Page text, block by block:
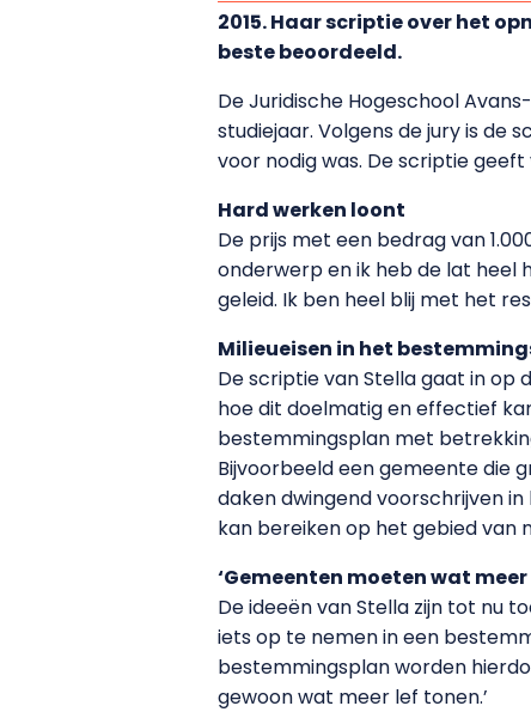
2015. Haar scriptie over het
beste beoordeeld.
De Juridische Hogeschool
studiejaar. Volgens de jury is de
voor nodig was. De scriptie
Hard werken loont
De prijs met een bedrag van
onderwerp en ik heb de lat heel
geleid. Ik ben heel blij met het
Milieueisen in het
De scriptie van Stella gaat in op
hoe dit doelmatig en effectief
bestemmingsplan met
Bijvoorbeeld een gemeente die
daken dwingend voorschrijven
kan bereiken op het gebied van
‘Gemeenten moeten wat meer
De ideeën van Stella zijn tot nu
iets op te nemen in een
bestemmingsplan worden
gewoon wat meer lef tonen.’